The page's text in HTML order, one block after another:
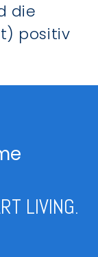
die
positiv
LIVING.